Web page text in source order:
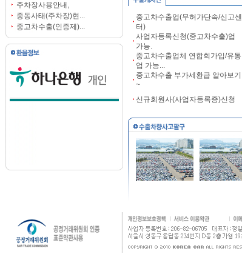
주차장사용안내,
중동사태(주차장)현...
중고차수출(인증제)...
중고차수출업(무허가단속/신고센
터)
사업자등록신청(중고차수출)업
가능.
중고차수출업체 연합회가입/유통
업 가능...
중고차수출 부가세환급 알아보기
~
신규회원사(사업자등록증)신청